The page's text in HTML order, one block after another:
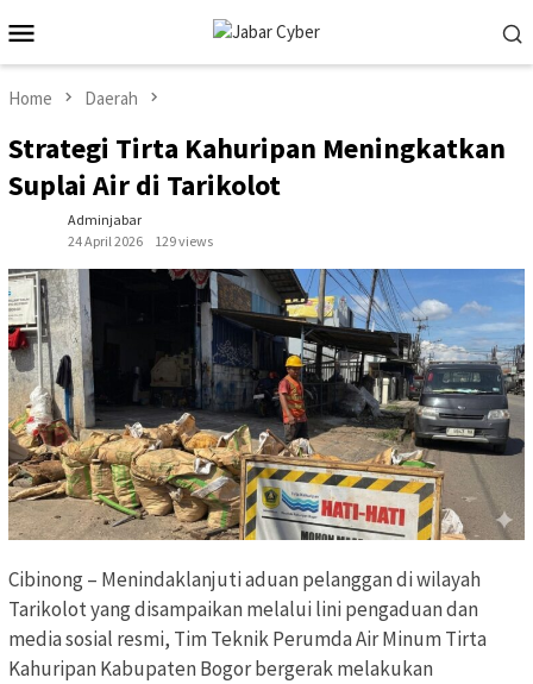
to
contentMenu
Home Daerah
Strategi Tirta Kahuripan Meningkatkan
Suplai Air di Tarikolot
Adminjabar
24 April 2026
129 views
Cibinong – Menindaklanjuti aduan pelanggan di wilayah
Tarikolot yang disampaikan melalui lini pengaduan dan
media sosial resmi, Tim Teknik Perumda Air Minum Tirta
Kahuripan Kabupaten Bogor bergerak melakukan